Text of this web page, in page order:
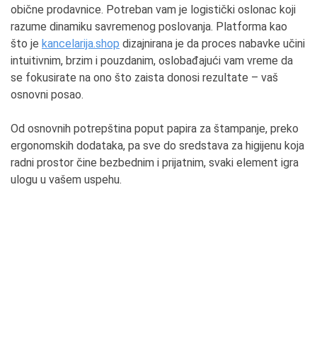
obične prodavnice. Potreban vam je logistički oslonac koji
razume dinamiku savremenog poslovanja. Platforma kao
što je kancelarija.shop dizajnirana je da proces nabavke učini
intuitivnim, brzim i pouzdanim, oslobađajući vam vreme da
se fokusirate na ono što zaista donosi rezultate – vaš
osnovni posao.
Od osnovnih potrepština poput papira za štampanje, preko
ergonomskih dodataka, pa sve do sredstava za higijenu koja
radni prostor čine bezbednim i prijatnim, svaki element igra
ulogu u vašem uspehu.